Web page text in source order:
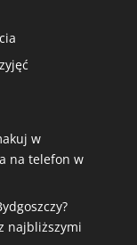
w
na telefon w
najbliższymi